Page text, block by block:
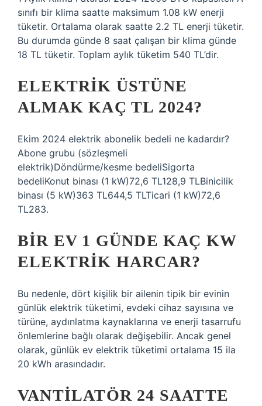
sınıfı bir klima saatte maksimum 1.08 kW enerji
tüketir. Ortalama olarak saatte 2.2 TL enerji tüketir.
Bu durumda günde 8 saat çalışan bir klima günde
18 TL tüketir. Toplam aylık tüketim 540 TL’dir.
ELEKTRIK ÜSTÜNE
ALMAK KAÇ TL 2024?
Ekim 2024 elektrik abonelik bedeli ne kadardır?
Abone grubu (sözleşmeli
elektrik)Döndürme/kesme bedeliSigorta
bedeliKonut binası (1 kW)72,6 TL128,9 TLBinicilik
binası (5 kW)363 TL644,5 TLTicari (1 kW)72,6
TL283.
BIR EV 1 GÜNDE KAÇ KW
ELEKTRIK HARCAR?
Bu nedenle, dört kişilik bir ailenin tipik bir evinin
günlük elektrik tüketimi, evdeki cihaz sayısına ve
türüne, aydınlatma kaynaklarına ve enerji tasarrufu
önlemlerine bağlı olarak değişebilir. Ancak genel
olarak, günlük ev elektrik tüketimi ortalama 15 ila
20 kWh arasındadır.
VANTILATÖR 24 SAATTE